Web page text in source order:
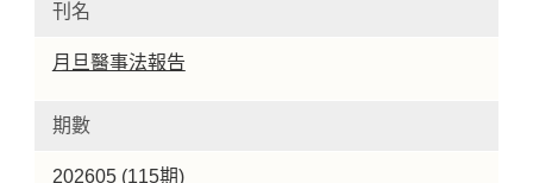
刊名
月旦醫事法報告
期數
202605 (115期)